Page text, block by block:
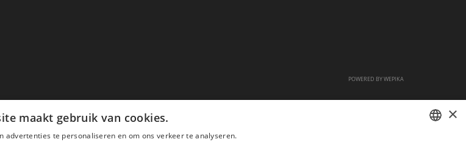
POWERED BYWEPIKA
×
maakt gebruik van cookies.
advertenties te personaliseren en om ons verkeer te analyseren.